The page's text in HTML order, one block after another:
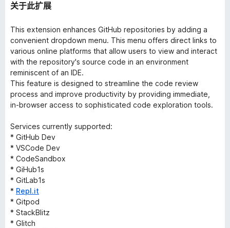
关于此扩展
This extension enhances GitHub repositories by adding a
convenient dropdown menu. This menu offers direct links to
various online platforms that allow users to view and interact
with the repository's source code in an environment
reminiscent of an IDE.
This feature is designed to streamline the code review
process and improve productivity by providing immediate,
in-browser access to sophisticated code exploration tools.
Services currently supported:
* GitHub Dev
* VSCode Dev
* CodeSandbox
* GiHub1s
* GitLab1s
* Repl.it
* Gitpod
* StackBlitz
* Glitch